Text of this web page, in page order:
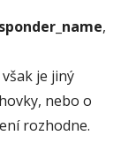
,
je jiný
nebo o
rozhodne.